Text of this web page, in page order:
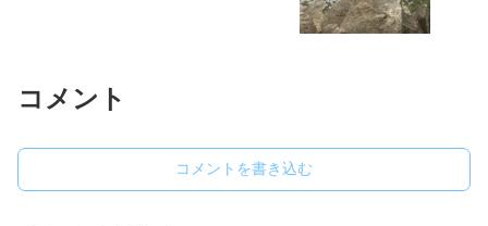
コメント
コメントを書き込む